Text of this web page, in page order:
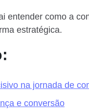
entender como a
estratégica.
na jornada de
e conversão